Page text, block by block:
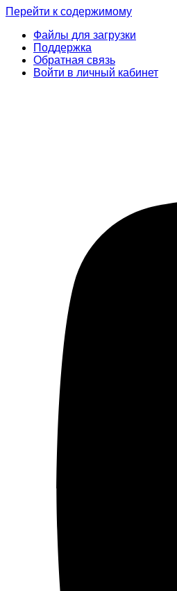
Перейти к содержимому
Файлы для загрузки
Поддержка
Обратная связь
Войти в личный кабинет